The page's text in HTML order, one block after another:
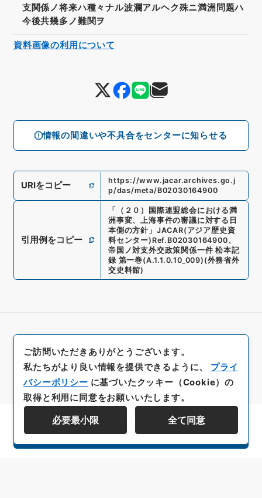
情報の間違いや不具合をセンターに知らせる
支関係ノ将来ハ種々ナル波瀾アルヘク殊ニ満洲問題ハ
今後共幾多ノ難関ヲ
URIをコピー
https://www.jacar.archives.go.j
p/das/meta/B02030164900
引用例をコピー
「 （２０）国際連盟総会における満
洲事変、上海事件の審議に対する日
本側の方針 」 JACAR(アジア歴史資
料センター) Ref. B02030164900、
帝国ノ対支外交政策関係一件 松本記
録 第一巻(A.1.1.0.10_009) (外務省外
交史料館)
資料画像の利用について
資料群階層を表示する
ご訪問いただきありがとうございます。
私たちがより良い情報を提供できるように、 プライ
バシーポリシー に基づいたクッキー（Cookie）の
取得と利用に同意をお願いいたします。
必要最小限 全て同意